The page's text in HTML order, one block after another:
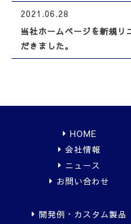
2021.06.28
当社ホームページを新規リ
だきました。
HOME
会社情報
ニュース
お問い合わせ
開発例・カスタム製品